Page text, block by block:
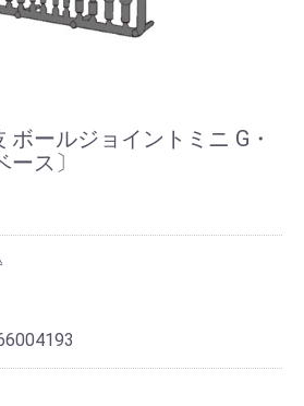
ボールジョイントミニ G・
ス〕